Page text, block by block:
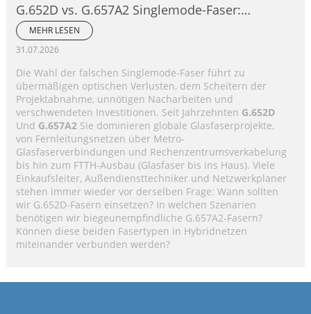
G.652D vs. G.657A2 Singlemode-Faser:
Wichtigste Unterschiede, Leistungsvergleich
und Anwendungsleitfaden
MEHR LESEN
31.07.2026
Die Wahl der falschen Singlemode-Faser führt zu
übermäßigen optischen Verlusten, dem Scheitern der
Projektabnahme, unnötigen Nacharbeiten und
verschwendeten Investitionen. Seit Jahrzehnten G.652D
Und G.657A2Sie dominieren globale Glasfaserprojekte,
von Fernleitungsnetzen über Metro-
Glasfaserverbindungen und Rechenzentrumsverkabelung
bis hin zum FTTH-Ausbau (Glasfaser bis ins Haus). Viele
Einkaufsleiter, Außendiensttechniker und Netzwerkplaner
stehen immer wieder vor derselben Frage: Wann sollten
wir G.652D-Fasern einsetzen? In welchen Szenarien
benötigen wir biegeunempfindliche G.657A2-Fasern?
Können diese beiden Fasertypen in Hybridnetzen
miteinander verbunden werden?